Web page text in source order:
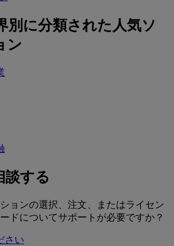
別に分類された人気ソ
ン
談する
ョンの選択、注文、またはライセン
ドについてサポートが必要ですか？
さい